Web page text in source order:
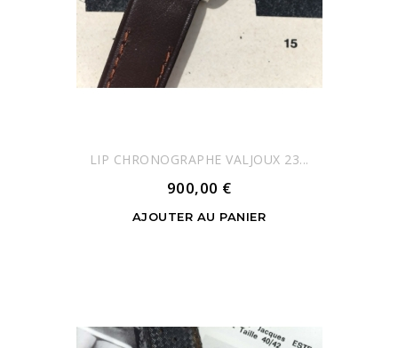
LIP CHRONOGRAPHE VALJOUX 23...
900,00 €
AJOUTER AU PANIER